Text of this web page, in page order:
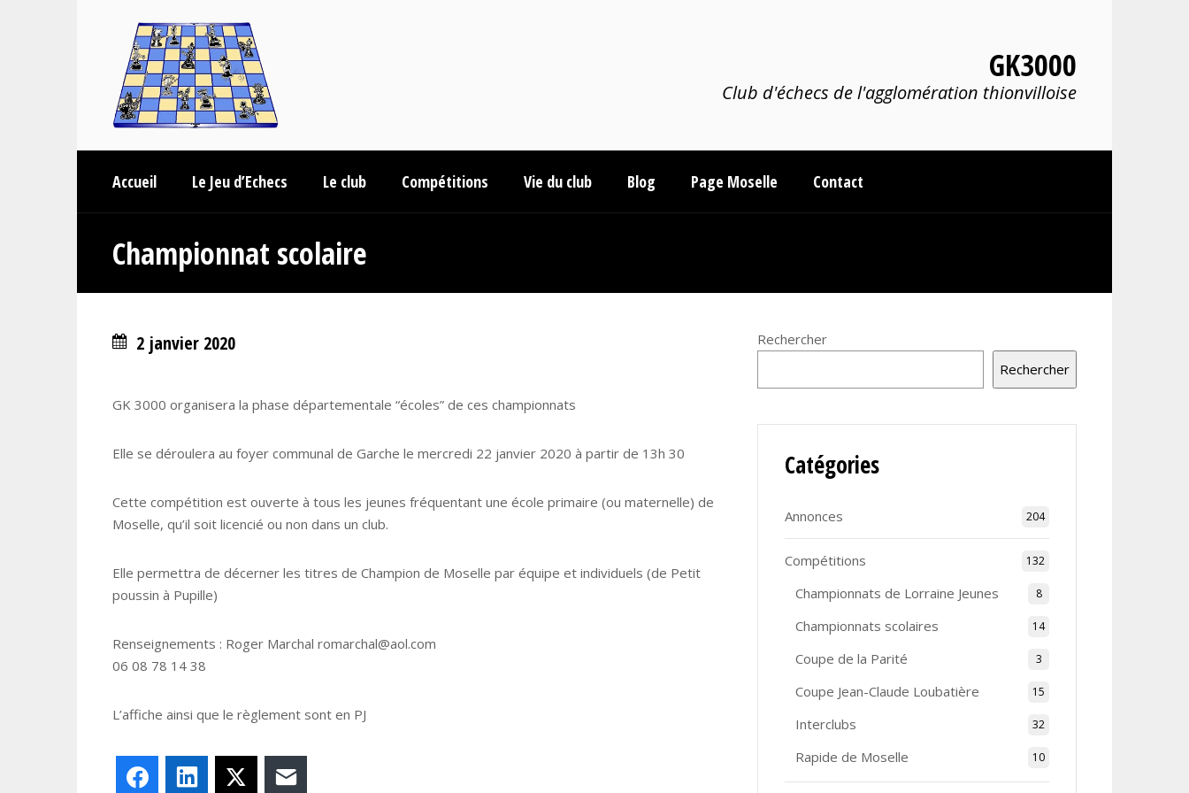
GK3000
Club d'échecs de l'agglomération thionvilloise
Accueil Le Jeu d’Echecs Le club Compétitions Vie du club Blog Page Moselle Contact
Championnat scolaire
2 janvier 2020
GK 3000 organisera la phase départementale “écoles” de ces championnats
Elle se déroulera au foyer communal de Garche le mercredi 22 janvier 2020 à partir de 13h 30
Cette compétition est ouverte à tous les jeunes fréquentant une école primaire (ou maternelle) de
Moselle, qu’il soit licencié ou non dans un club.
Elle permettra de décerner les titres de Champion de Moselle par équipe et individuels (de Petit
poussin à Pupille)
Renseignements : Roger Marchal romarchal@aol.com
06 08 78 14 38
L’affiche ainsi que le règlement sont en PJ
FacebookLinkedIn
Rechercher
Rechercher
Catégories
Annonces 204
Compétitions 132
Championnats de Lorraine Jeunes 8
Championnats scolaires 14
Coupe de la Parité 3
Coupe Jean-Claude Loubatière 15
Interclubs 32
Rapide de Moselle 10